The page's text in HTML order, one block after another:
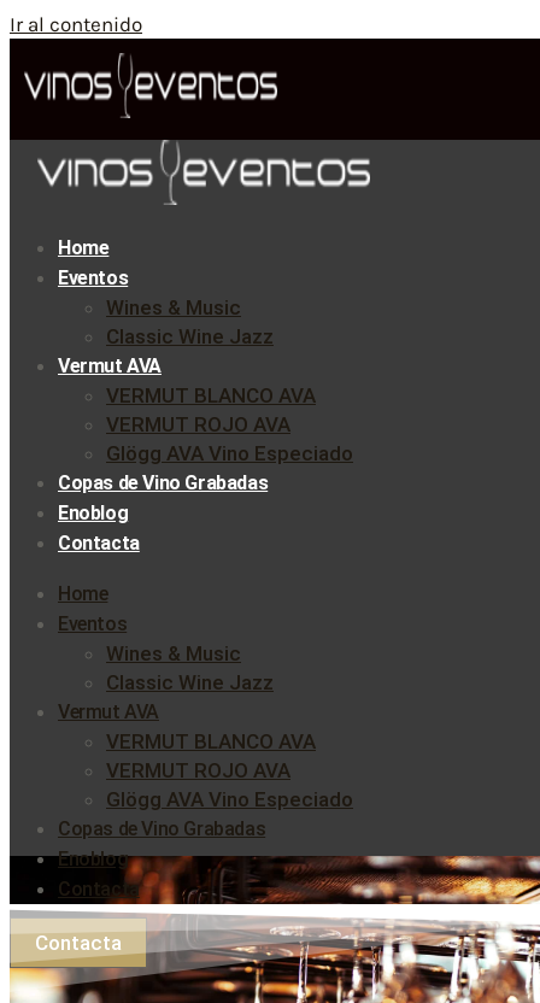
Ir al contenido
Home
Eventos
Wines & Music
Classic Wine Jazz
Vermut AVA
VERMUT BLANCO AVA
VERMUT ROJO AVA
Glögg AVA Vino Especiado
Copas de Vino Grabadas
Enoblog
Contacta
Home
Eventos
Wines & Music
Classic Wine Jazz
Vermut AVA
VERMUT BLANCO AVA
VERMUT ROJO AVA
Glögg AVA Vino Especiado
Copas de Vino Grabadas
Enoblog
Contacta
Contacta